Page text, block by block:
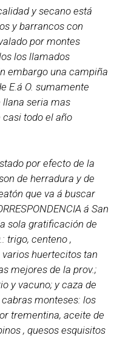
y secano está
y barrancos con
por montes
los llamados
embargo una campiña
E.á O. sumamente
llana seria mas
todo el año
por efecto de la
de herradura y de
que va á buscar
á San
sola gratificación de
trigo, centeno ,
huertecitos tan
mejores de la prov.;
y vacuno; y caza de
monteses: los
trementina, aceite de
, quesos esquisitos